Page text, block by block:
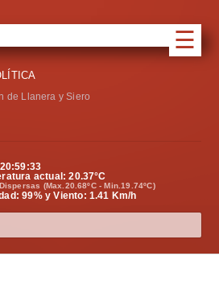
☰
de Llanera y Siero
20:59:34
actual:20.37°C
(Max.20.68ºC - Min.19.74ºC)
99% y Viento: 1.41 Km/h